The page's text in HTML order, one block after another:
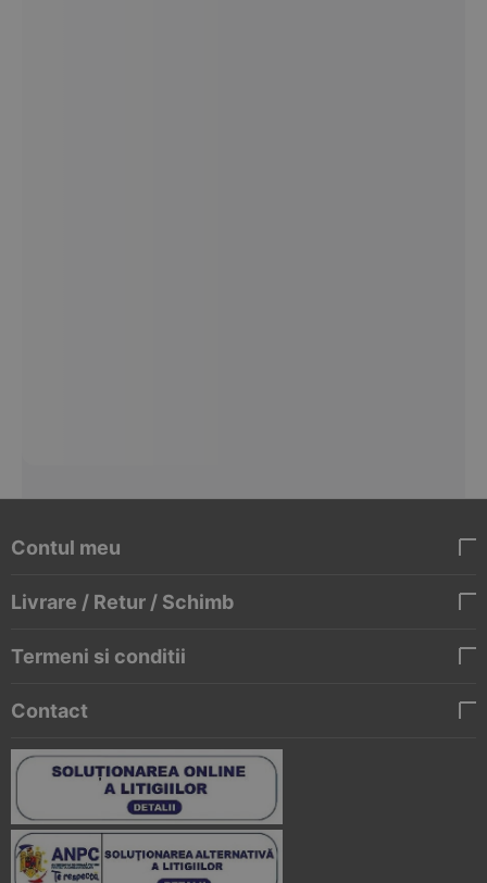
Contul meu
Livrare / Retur / Schimb
Termeni si conditii
Contact